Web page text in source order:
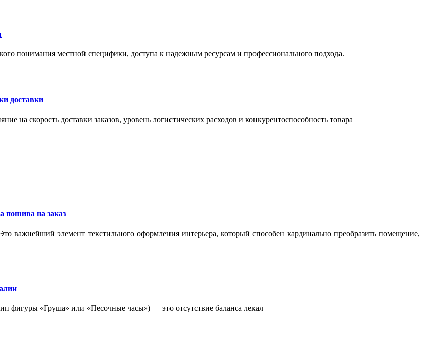
понимания местной специфики, доступа к надежным ресурсам и профессионального подхода.
доставки
на скорость доставки заказов, уровень логистических расходов и конкурентоспособность товара
пошива на заказ
важнейший элемент текстильного оформления интерьера, который способен кардинально преобразить помещение,
фигуры «Груша» или «Песочные часы») — это отсутствие баланса лекал